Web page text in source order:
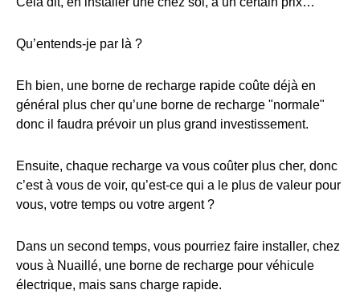
Qu’entends-je par là ?
Eh bien, une borne de recharge rapide coûte déjà en
général plus cher qu’une borne de recharge "normale"
donc il faudra prévoir un plus grand investissement.
Ensuite, chaque recharge va vous coûter plus cher, donc
c’est à vous de voir, qu’est-ce qui a le plus de valeur pour
vous, votre temps ou votre argent ?
Dans un second temps, vous pourriez faire installer, chez
vous à Nuaillé, une borne de recharge pour véhicule
électrique, mais sans charge rapide.